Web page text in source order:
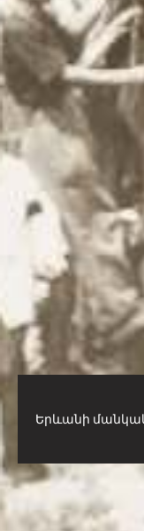
Երևանի